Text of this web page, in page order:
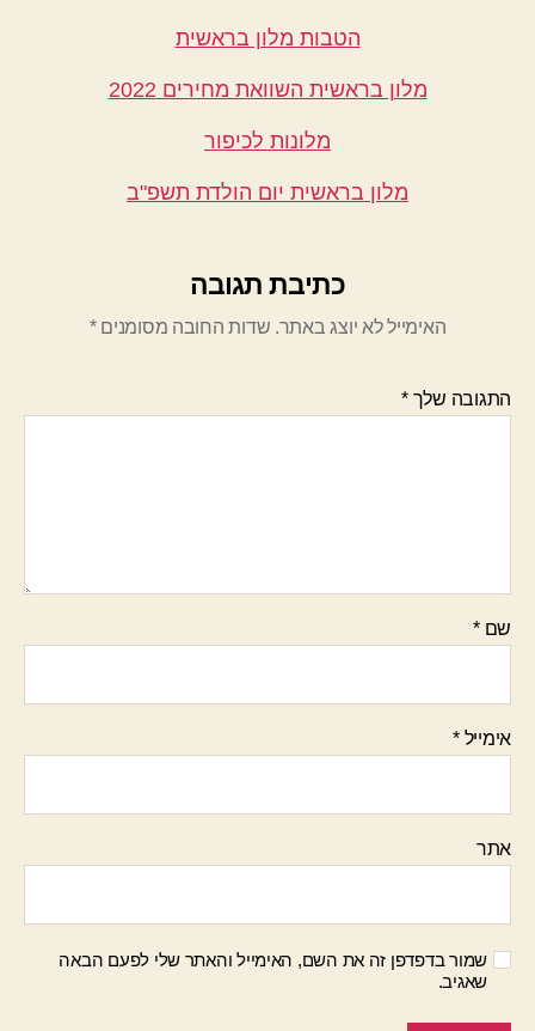
הטבות מלון בראשית
מלון בראשית השוואת מחירים 2022
מלונות לכיפור
מלון בראשית יום הולדת תשפ"ב
כתיבת תגובה
האימייל לא יוצג באתר. שדות החובה מסומנים*
התגובה שלך*
שם*
אימייל*
אתר
שמור בדפדפן זה את השם, האימייל והאתר שלי לפעם הבאה
שאגיב.